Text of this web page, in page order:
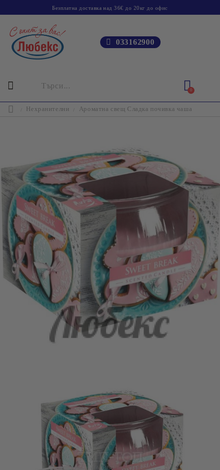
Безплатна доставка над 36€ до 20кг до офис
033162900
0
Нехранителни Ароматна свещ Сладка почивка чаша